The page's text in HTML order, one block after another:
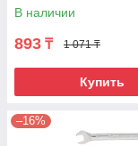
В наличии
893 ₸ 1 071 ₸
Купить
–16%